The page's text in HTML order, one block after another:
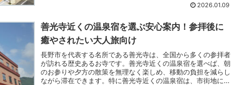
テルを選ぶことが重要になります。移動の疲れを残さず、姫路
せん。
2026.01.09
善光寺近くの温泉宿を選ぶ安心案内！参拝後に
癒やされたい大人旅向け
長野市を代表する名所である善光寺は、全国から多くの参拝者
が訪れる歴史あるお寺です。善光寺近くの温泉宿を選べば、朝
のお参りや夕方の散策を無理なく楽しめ、移動の負担を減らし
ながら滞在できます。特に善光寺近くの温泉宿は、市街地にあ